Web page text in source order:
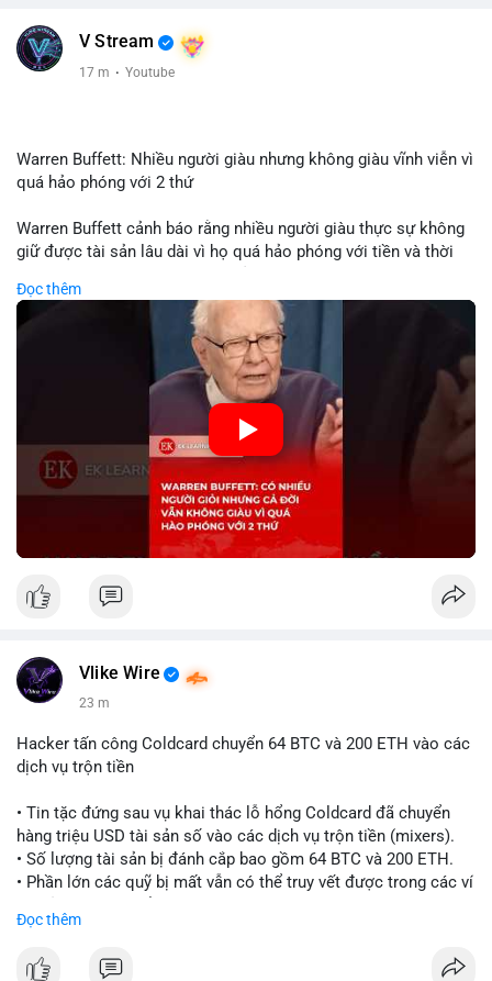
V Stream
17 m · Youtube
Warren Buffett: Nhiều người giàu nhưng không giàu vĩnh viễn vì
quá hảo phóng với 2 thứ
Warren Buffett cảnh báo rằng nhiều người giàu thực sự không
giữ được tài sản lâu dài vì họ quá hảo phóng với tiền và thời
nhuận tái đầu tư và suy giảm sức mạnh tăng trưởng danh mục.
Đối với nhà đầu tư crypto, giữ lại lợi nhuận để tái đầu tư vào
dự án tiềm năng quan trọng hơn chia sẻ quá mức. Cân bằng
đóng góp xã hội và bảo vệ tài sản giúp nhà đầu tư đạt được
bền vững tài chính mà Buffett đề cao.
🎥 Xem video trực tiếp tại:
Nguồn: KIEN THUC KINH TE
Đọc thêm
Vlike Wire
23 m
Hacker tấn công Coldcard chuyển 64 BTC và 200 ETH vào các
dịch vụ trộn tiền
• Tin tặc đứng sau vụ khai thác lỗ hổng Coldcard đã chuyển
hàng triệu USD tài sản số vào các dịch vụ trộn tiền (mixers).
• Số lượng tài sản bị đánh cắp bao gồm 64 BTC và 200 ETH.
• Phần lớn các quỹ bị mất vẫn có thể truy vết được trong các ví
#cryptonews
Đọc thêm